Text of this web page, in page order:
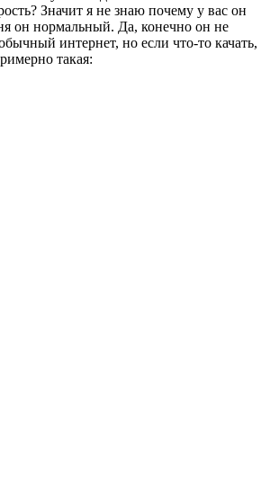
Значит я не знаю почему у вас он
он нормальный. Да, конечно он не
интернет, но если что-то качать,
такая: